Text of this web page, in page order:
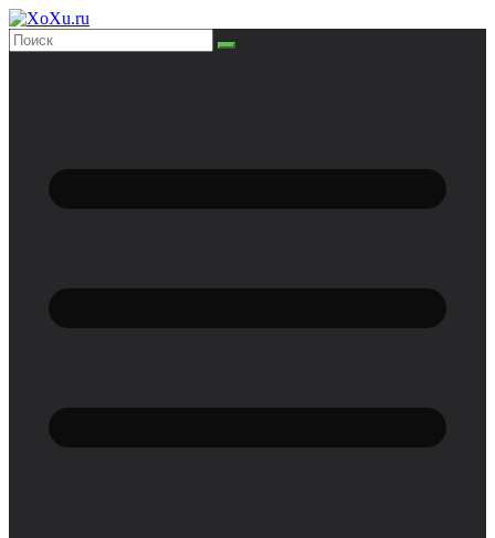
Перейти
к
содержимому